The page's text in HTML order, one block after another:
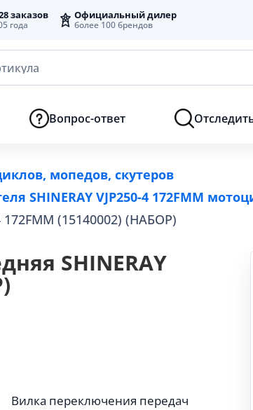
заказов
года
Официальный дилер
более 100 брендов
Вопрос-ответ
мопедов, скутеров
SHINERAY VJP250-4 172FMM
(15140002) (НАБОР)
SHINERAY
Вилка переключения передач